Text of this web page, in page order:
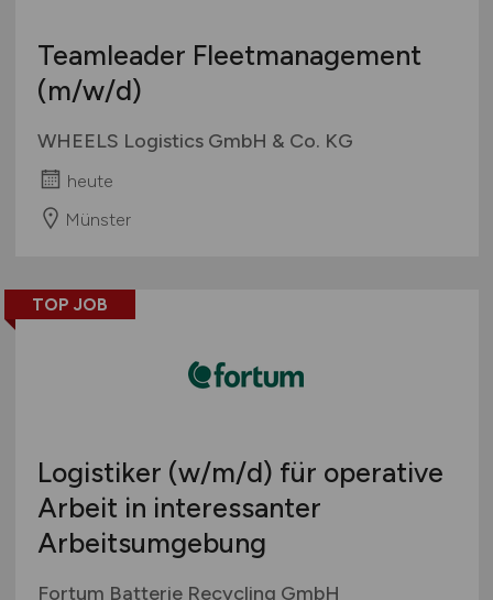
Teamleader Fleetmanagement
(m/w/d)
WHEELS Logistics GmbH & Co. KG
heute
Münster
TOP JOB
Logistiker (w/m/d) für operative
Arbeit in interessanter
Arbeitsumgebung
Fortum Batterie Recycling GmbH